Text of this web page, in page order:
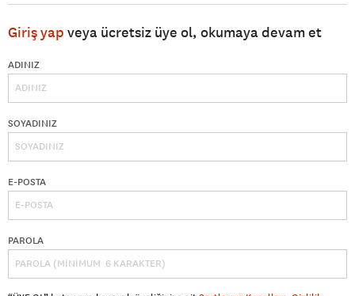
Giriş yap veya ücretsiz üye ol, okumaya devam et
ADINIZ
SOYADINIZ
E-POSTA
PAROLA